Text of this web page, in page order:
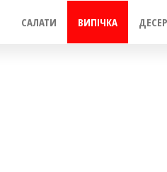
САЛАТИ ВИПІЧКА